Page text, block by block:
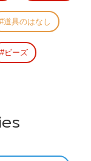
道具のはなし
ビーズ